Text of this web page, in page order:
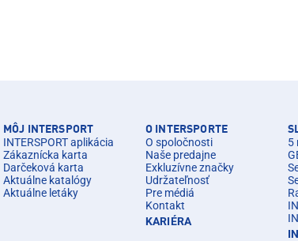
MÔJ INTERSPORT
INTERSPORT aplikácia
Zákaznícka karta
Darčeková karta
Aktuálne katalógy
Aktuálne letáky
O INTERSPORTE
O spoločnosti
Naše predajne
Exkluzívne značky
Udržateľnosť
Pre médiá
Kontakt
KARIÉRA
5